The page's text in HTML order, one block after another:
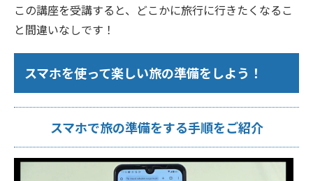
この講座を受講すると、どこかに旅行に行きたくなるこ
と間違いなしです！
スマホを使って楽しい旅の準備をしよう！
スマホで旅の準備をする手順をご紹介